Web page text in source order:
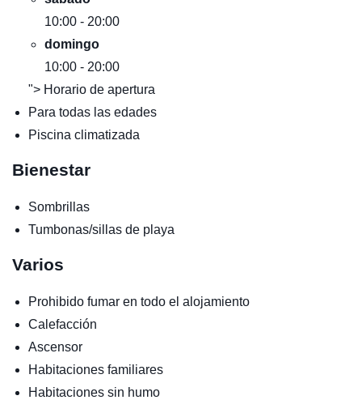
10:00 - 20:00
domingo
10:00 - 20:00
"> Horario de apertura
Para todas las edades
Piscina climatizada
Bienestar
Sombrillas
Tumbonas/sillas de playa
Varios
Prohibido fumar en todo el alojamiento
Calefacción
Ascensor
Habitaciones familiares
Habitaciones sin humo